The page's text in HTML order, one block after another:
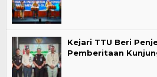
Kejari TTU Beri
Pemberitaan